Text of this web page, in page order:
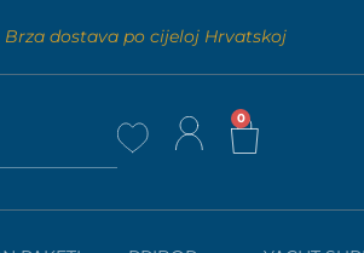
Brza dostava po cijeloj Hrvatskoj
0